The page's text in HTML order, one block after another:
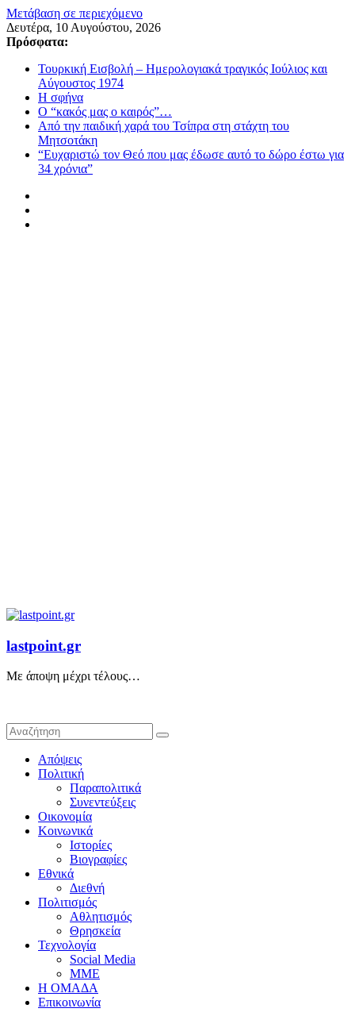
Μετάβαση σε περιεχόμενο
Δευτέρα, 10 Αυγούστου, 2026
Πρόσφατα:
Τουρκική Εισβολή – Ημερολογιακά τραγικός Ιούλιος και
Αύγουστος 1974
Η σφήνα
Ο “κακός μας ο καιρός”…
Από την παιδική χαρά του Τσίπρα στη στάχτη του
Μητσοτάκη
“Ευχαριστώ τον Θεό που μας έδωσε αυτό το δώρο έστω για
34 χρόνια”
lastpoint.gr
Με άποψη μέχρι τέλους…
Απόψεις
Πολιτική
Παραπολιτικά
Συνεντεύξεις
Οικονομία
Κοινωνικά
Ιστορίες
Βιογραφίες
Εθνικά
Διεθνή
Πολιτισμός
Αθλητισμός
Θρησκεία
Τεχνολογία
Social Media
ΜΜΕ
Η ΟΜΑΔΑ
Επικοινωνία